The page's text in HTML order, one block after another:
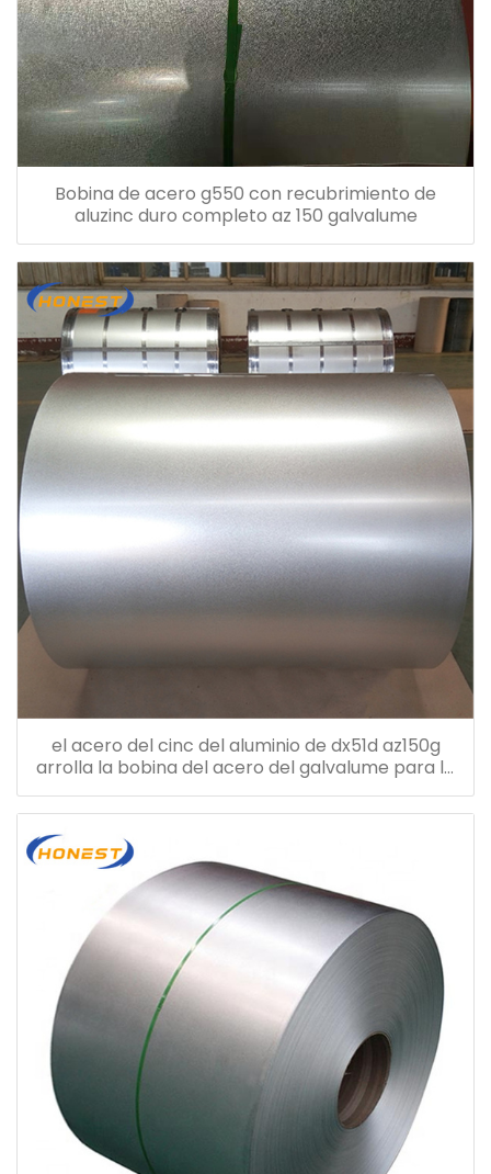
Bobina de acero g550 con recubrimiento de
aluzinc duro completo az 150 galvalume
el acero del cinc del aluminio de dx51d az150g
arrolla la bobina del acero del galvalume para la
hoja de la techumbre